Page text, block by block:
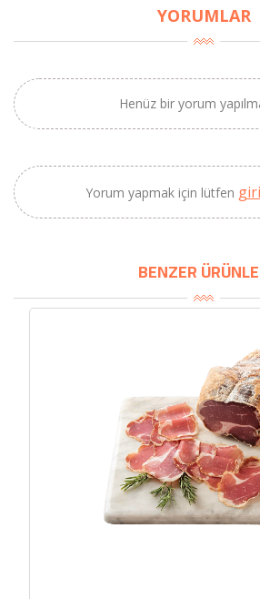
YORUMLAR
Henüz bir yorum
Yorum yapmak için lütfen
BENZER
SEPETE EKLE